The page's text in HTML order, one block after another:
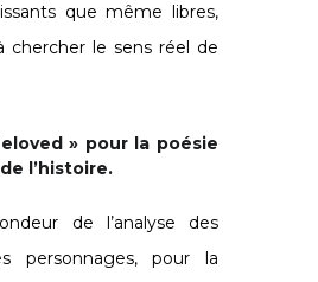
que même libres,
chercher le sens réel de
» pour la poésie
l’histoire.
de l’analyse des
personnages, pour la